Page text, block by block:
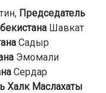
Председатель
Шавкат
Садыр
Эмомали
Сердар
Халк Маслахаты